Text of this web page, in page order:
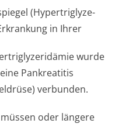
(Hypertriglyze­
in Ihrer
wurde
Pankreatitis
verbunden.
oder längere